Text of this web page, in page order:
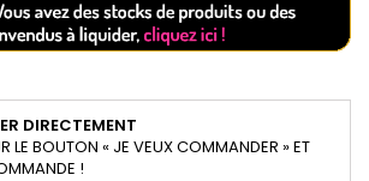
DIRECTEMENT
LE BOUTON « JE VEUX COMMANDER » ET
!